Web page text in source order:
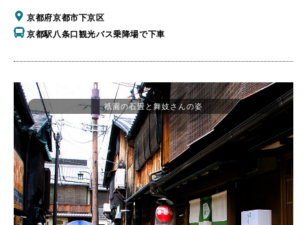
京都府京都市下京区
京都駅八条口観光バス乗降場で下車
祇園の石畳と舞妓さんの姿